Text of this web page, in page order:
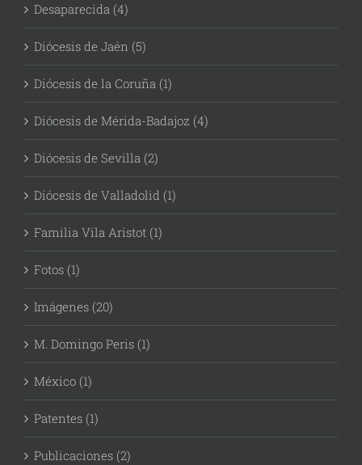
Desaparecida (4)
Diócesis de Jaén (5)
Diócesis de la Coruña (1)
Diócesis de Mérida-Badajoz (4)
Diócesis de Sevilla (2)
Diócesis de Valladolid (1)
Familia Vila Aristot (1)
Fotos (1)
Imágenes (20)
M. Domingo Peris (1)
México (1)
Patentes (1)
Publicaciones (2)